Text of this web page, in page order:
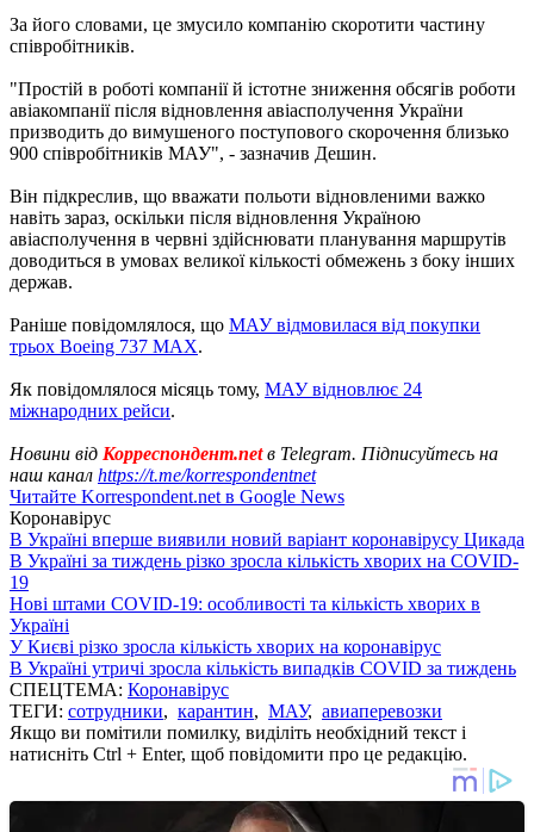
За його словами, це змусило компанію скоротити частину
співробітників.
"Простій в роботі компанії й істотне зниження обсягів роботи
авіакомпанії після відновлення авіасполучення України
призводить до вимушеного поступового скорочення близько
900 співробітників МАУ", - зазначив Дешин.
Він підкреслив, що вважати польоти відновленими важко
навіть зараз, оскільки після відновлення Україною
авіасполучення в червні здійснювати планування маршрутів
доводиться в умовах великої кількості обмежень з боку інших
держав.
Раніше повідомлялося, що МАУ відмовилася від покупки
трьох Boeing 737 MAX.
Як повідомлялося місяць тому, МАУ відновлює 24
міжнародних рейси.
Новини від Корреспондент.netв Telegram. Підписуйтесь на
наш канал https://t.me/korrespondentnet
Читайте Korrespondent.net в Google News
Коронавірус
В Україні вперше виявили новий варіант коронавірусу Цикада
В Україні за тиждень різко зросла кількість хворих на COVID-
19
Нові штами COVID-19: особливості та кількість хворих в
Україні
У Києві різко зросла кількість хворих на коронавірус
В Україні утричі зросла кількість випадків COVID за тиждень
СПЕЦТЕМА: Коронавірус
ТЕГИ: сотрудники, карантин, МАУ, авиаперевозки
Якщо ви помітили помилку, виділіть необхідний текст і
натисніть Ctrl + Enter, щоб повідомити про це редакцію.